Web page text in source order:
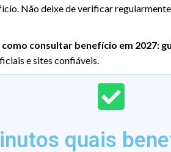
Não deixe de verificar
como consultar benefício em 2027:
e sites confiáveis.
quais